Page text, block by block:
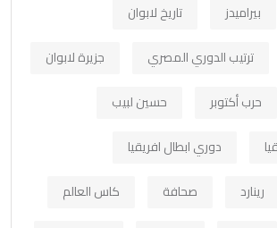
بيراميدز
تاريخ لابوان
ترتيب الدوري المصري
جزيرة لابوان
حرب أكتوبر
حسين لبيب
دوري ابطال افريقيا
رينارد صحافة
كاس العالم